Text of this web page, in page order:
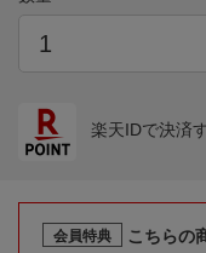
楽天IDで決済
会員特典
こちらの